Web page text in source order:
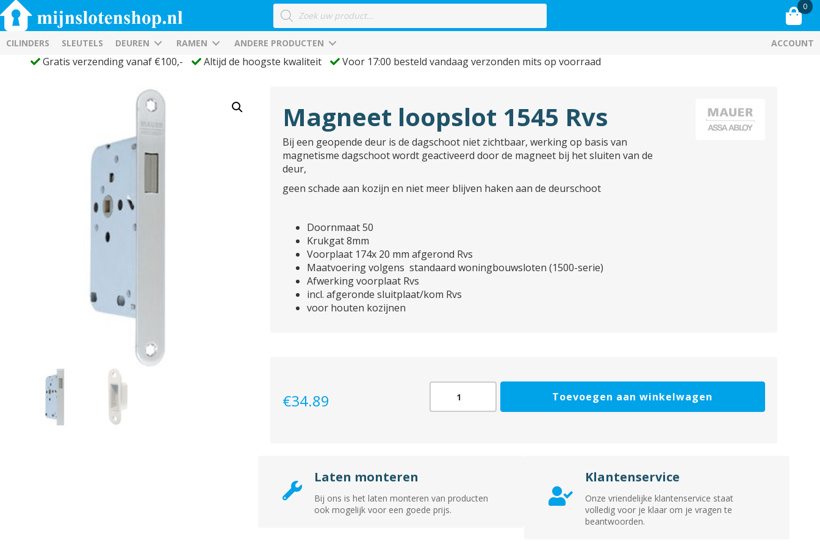
Producten
zoeken
0
CILINDERS SLEUTELS DEUREN RAMEN ANDERE PRODUCTEN ACCOUNT
Gratis verzending vanaf €100,- Altijd de hoogste kwaliteit Voor 17:00 besteld vandaag verzonden mits op voorraad
Magneet loopslot 1545 Rvs
Bij een geopende deur is de dagschoot niet zichtbaar, werking op basis van
magnetisme dagschoot wordt geactiveerd door de magneet bij het sluiten van de
deur,
geen schade aan kozijn en niet meer blijven haken aan de deurschoot
Doornmaat 50
Krukgat 8mm
Voorplaat 174x 20 mm afgerond Rvs
Maatvoering volgens standaard woningbouwsloten (1500-serie)
Afwerking voorplaat Rvs
incl. afgeronde sluitplaat/kom Rvs
voor houten kozijnen
€34.89
Magneet
loopslot
1545
Toevoegen aan winkelwagen
Laten monteren
Bij ons is het laten monteren van producten
ook mogelijk voor een goede prijs.
Klantenservice
Onze vriendelijke klantenservice staat
volledig voor je klaar om je vragen te
beantwoorden.